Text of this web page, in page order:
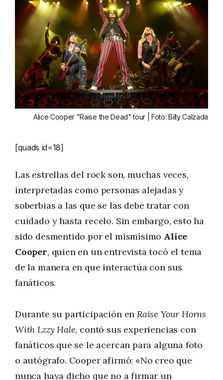
Alice Cooper "Raise the Dead" tour | Foto: Billy Calzada
[quads id=18]
Las estrellas del rock son, muchas veces,
interpretadas como personas alejadas y
soberbias a las que se las debe tratar con
cuidado y hasta recelo. Sin embargo, esto ha
sido desmentido por el mismísimo Alice
Cooper, quien en un entrevista tocó el tema
de la manera en que interactúa con sus
fanáticos.
Durante su participación en Raise Your Horns
With Lzzy Hale, contó sus experiencias con
fanáticos que se le acercan para alguna foto
o autógrafo. Cooper afirmó: «No creo que
nunca haya dicho que no a firmar un